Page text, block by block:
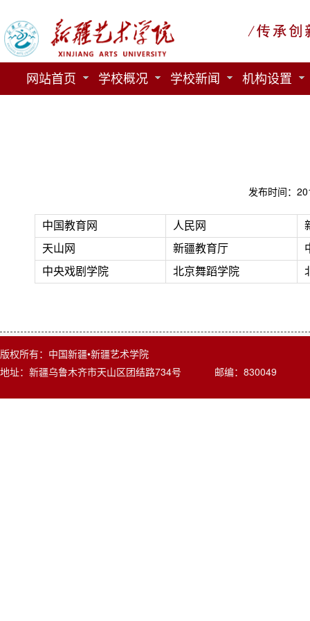
网站首页 学校概况 学校新闻 机构设置
发布时间：
中国教育网 人民网
天山网
新疆教育厅
中央戏剧学院
北京舞蹈学院
版权所有：中国新疆•新疆艺术学院
地址：新疆乌鲁木齐市天山区团结路734号 邮编：830049